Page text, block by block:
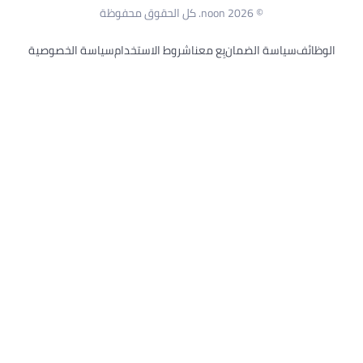
الوظائفسياسة الضمانبِع معناشروط الاستخدامسياسة الخصوصية